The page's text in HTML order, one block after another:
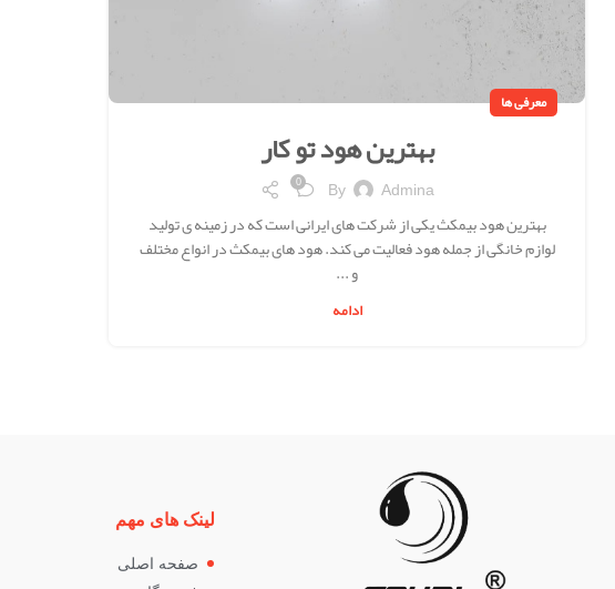
معرفی ها
بهترین هود تو کار
By Admina
0
بهترین هود بیمکث یکی از شرکت های ایرانی است که در زمینه ی تولید
لوازم خانگی از جمله هود فعالیت می کند. هود های بیمکث در انواع مختلف
و ...
ادامه
لینک های مهم
صفحه اصلی